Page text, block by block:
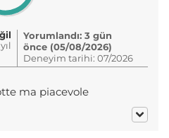
Yorumlandı: 3 gün
önce (05/08/2026)
Deneyim tarihi: 07/2026
ma piacevole